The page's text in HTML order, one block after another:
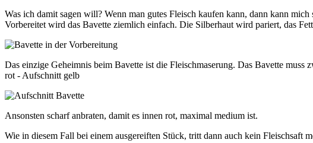
Was ich damit sagen will? Wenn man gutes Fleisch kaufen kann, dann kann
Vorbereitet wird das Bavette ziemlich einfach. Die Silberhaut wird pariert, das
Das einzige Geheimnis beim Bavette ist die Fleischmaserung. Das Bavette
rot - Aufschnitt gelb
Ansonsten scharf anbraten, damit es innen rot, maximal medium ist.
Wie in diesem Fall bei einem ausgereiften Stück, tritt dann auch kein Fleischsaft